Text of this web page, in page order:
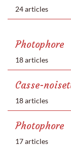
24 articles
Photophore
18 articles
Casse-
18 articles
Photophore
17 articles